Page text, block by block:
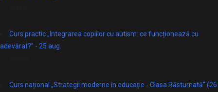
Curs practic „Integrarea copiilor cu autism: ce funcționează cu
adevărat?” - 25 aug.
Curs național „Strategii moderne în educație - Clasa Răsturnată” (26